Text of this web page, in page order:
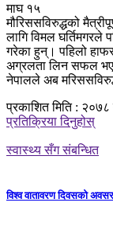
माघ १५
मौरिससविरुद्धको
लागि विमल
गरेका हुन्। पहिलो
अग्रलता लिन सफल
नेपालले अब
प्रकाशित मिति :
प्रतिक्रिया दिनुहोस्
स्वास्थ्य सँग संबन्धित
विश्व वातावरण दिवसको